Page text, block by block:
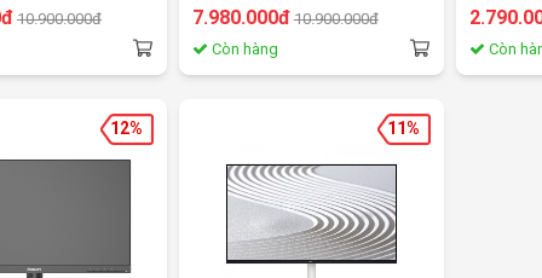
nền: VA ✅
ảnh: 4K (3,840 x
sáng hiển thị: 250
độ làm mới: Max
✅ Chỉ số màu sắc:
NTSC, Auto
Ultrawide
3x USB Hub 2.0
10.900.000đ
✅ Thời gian đáp ứng: 4ms ✅
Tần số quét: 60Hz ✅ Độ sáng:
300 cd/m²
7.980.000đ 10.900.000đ
Còn hàng
ứng:
75HZ ✓
Còn
12% 11%